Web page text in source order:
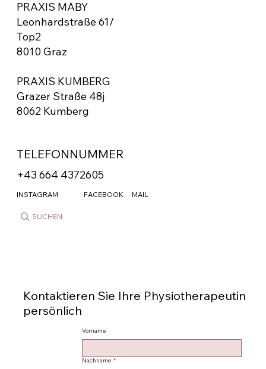
PRAXIS MABY
Leonhardstraße 61/
Top2
8010 Graz
PRAXIS KUMBERG
Grazer Straße 48j
8062 Kumberg
FACEBOOK
INSTAGRAM MAIL
TELEFONNUMMER
+43 664 4372605
Vorname
Nachname *
Kontaktieren Sie Ihre Physiotherapeutin
persönlich